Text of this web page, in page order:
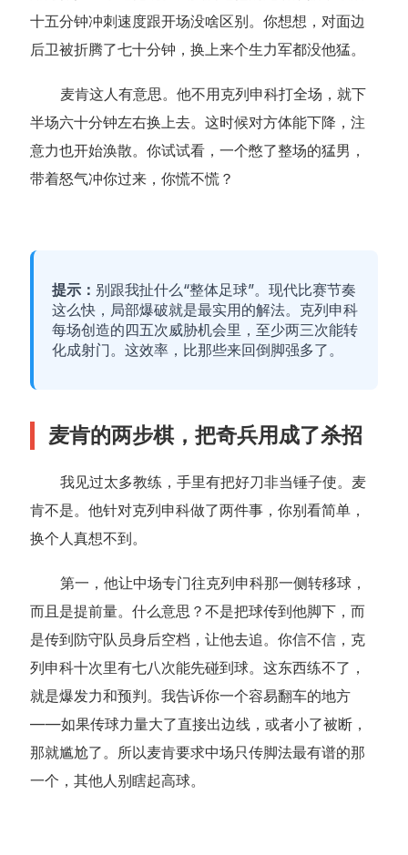
十五分钟冲刺速度跟开场没啥区别。你想想，对面边
后卫被折腾了七十分钟，换上来个生力军都没他猛。
麦肯这人有意思。他不用克列申科打全场，就下
半场六十分钟左右换上去。这时候对方体能下降，注
意力也开始涣散。你试试看，一个憋了整场的猛男，
带着怒气冲你过来，你慌不慌？
提示： 别跟我扯什么“整体足球”。现代比赛节奏
这么快，局部爆破就是最实用的解法。克列申科
每场创造的四五次威胁机会里，至少两三次能转
化成射门。这效率，比那些来回倒脚强多了。
麦肯的两步棋，把奇兵用成了杀招
我见过太多教练，手里有把好刀非当锤子使。麦
肯不是。他针对克列申科做了两件事，你别看简单，
换个人真想不到。
第一，他让中场专门往克列申科那一侧转移球，
而且是提前量。什么意思？不是把球传到他脚下，而
是传到防守队员身后空档，让他去追。你信不信，克
列申科十次里有七八次能先碰到球。这东西练不了，
就是爆发力和预判。我告诉你一个容易翻车的地方
——如果传球力量大了直接出边线，或者小了被断，
那就尴尬了。所以麦肯要求中场只传脚法最有谱的那
一个，其他人别瞎起高球。